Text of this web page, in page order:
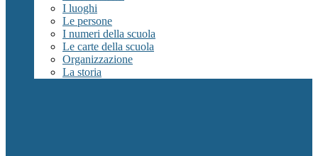
I luoghi
Le persone
I numeri della scuola
Le carte della scuola
Organizzazione
La storia